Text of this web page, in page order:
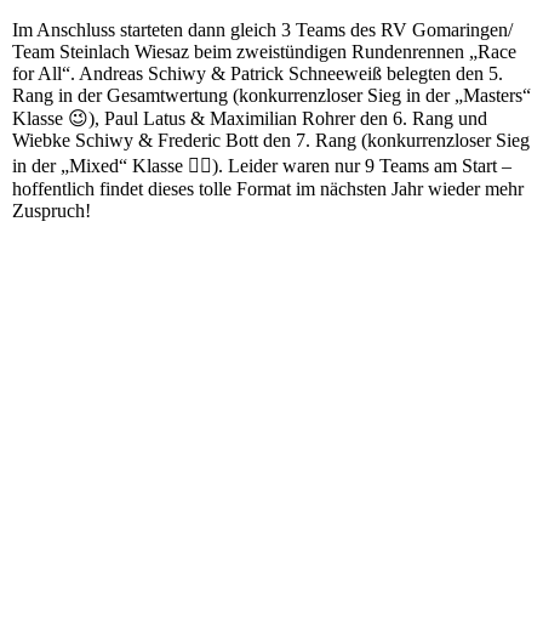
Im Anschluss starteten dann gleich 3 Teams des RV Gomaringen/
Team Steinlach Wiesaz beim zweistündigen Rundenrennen „Race
for All“. Andreas Schiwy & Patrick Schneeweiß belegten den 5.
Rang in der Gesamtwertung (konkurrenzloser Sieg in der „Masters“
Klasse 😉), Paul Latus & Maximilian Rohrer den 6. Rang und
Wiebke Schiwy & Frederic Bott den 7. Rang (konkurrenzloser Sieg
in der „Mixed“ Klasse 🤷‍♀️). Leider waren nur 9 Teams am Start –
hoffentlich findet dieses tolle Format im nächsten Jahr wieder mehr
Zuspruch!